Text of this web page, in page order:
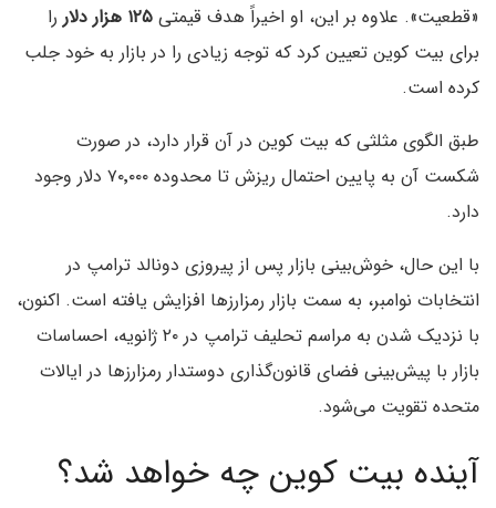
«قطعیت». علاوه بر این، او اخیراً هدف قیمتی ۱۲۵ هزار دلار
را
برای بیت کوین تعیین کرد که توجه زیادی را در بازار به خود جلب
کرده است.
طبق الگوی مثلثی که بیت کوین در آن قرار دارد، در صورت
شکست آن به پایین احتمال ریزش تا محدوده ۷۰٬۰۰۰ دلار وجود
دارد.
با این حال، خوش‌بینی بازار پس از پیروزی دونالد ترامپ در
انتخابات نوامبر، به سمت بازار رمزارزها افزایش یافته است. اکنون،
با نزدیک شدن به مراسم تحلیف ترامپ در ۲۰ ژانویه، احساسات
بازار با پیش‌بینی فضای قانون‌گذاری دوستدار رمزارزها در ایالات
متحده تقویت می‌شود.
آینده بیت کوین چه خواهد شد؟